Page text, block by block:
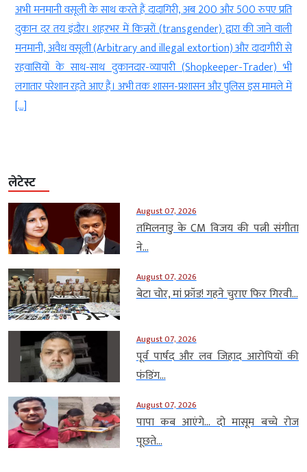
करते हैं दादागिरी, अब 200 और 500 रुपए प्रति
में किन्नरों (transgender) द्वारा की जाने वाली
and illegal extortion) और दादागीरी से
व्यापारी (Shopkeeper-Trader) भी
अभी तक शासन-प्रशासन और पुलिस इस मामले में
इंदौर. चीफ जस्टिज (CJI )
पहुंची, महाकाल दर्शन के लिए
जी इंदौर पहुंचेंगे, मुख्यमंत्री
जजेस गेस्ट हाउस के भूमिपूजन
इंदौर लौट […]
लेटेस्ट
August 07, 2026
तमिलनाडु के CM विजय की पत्नी संगीता
ने...
August 07, 2026
बेटा चोर, मां फ्रॉड! गहने चुराए फिर गिरवी...
August 07, 2026
पूर्व पार्षद और लव जिहाद आरोपियों की
फंडिंग...
August 07, 2026
पापा कब आएंगे… दो मासूम बच्चे रोज
पूछते...